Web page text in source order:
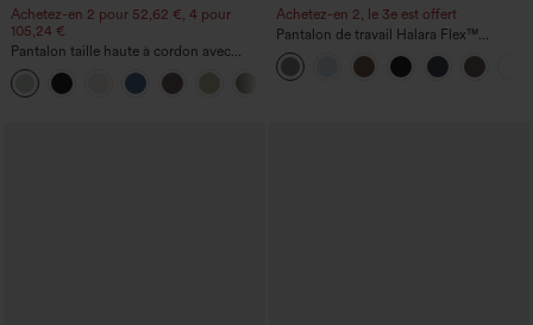
Achetez-en 2 pour 52,62 €, 4 pour
105,24 €
Pantalon taille haute à cordon avec
poches, jambe large et coupe ample,
style décontracté, effet lin
Achetez-en 2, le 3e est offert
Pantalon de travail Halara Flex™
DayStretch à taille haute, avec poches et
coupe droite